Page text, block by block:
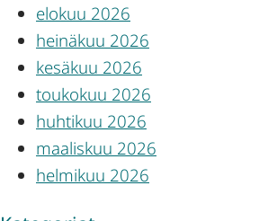
elokuu 2026
heinäkuu 2026
kesäkuu 2026
toukokuu 2026
huhtikuu 2026
maaliskuu 2026
helmikuu 2026